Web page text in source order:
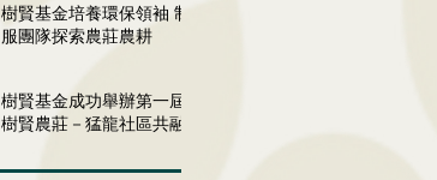
樹賢基金培養環保領袖 制
服團隊探索農莊農耕
樹賢基金成功舉辦第一屆
樹賢農莊－猛龍社區共融
日）